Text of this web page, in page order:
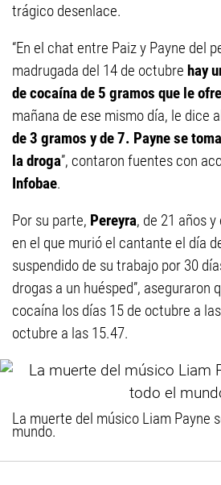
trágico desenlace.
“En el chat entre Paiz y Payne del
madrugada del 14 de octubre hay
de cocaína de 5 gramos que le
mañana de ese mismo día, le dice
de 3 gramos y de 7. Payne se
la droga”, contaron fuentes con
Infobae.
Por su parte, Pereyra, de 21 años
en el que murió el cantante el día
suspendido de su trabajo por 30
drogas a un huésped”, aseguraron
cocaína los días 15 de octubre a
octubre a las 15.47.
La muerte del músico Liam Payne
mundo.